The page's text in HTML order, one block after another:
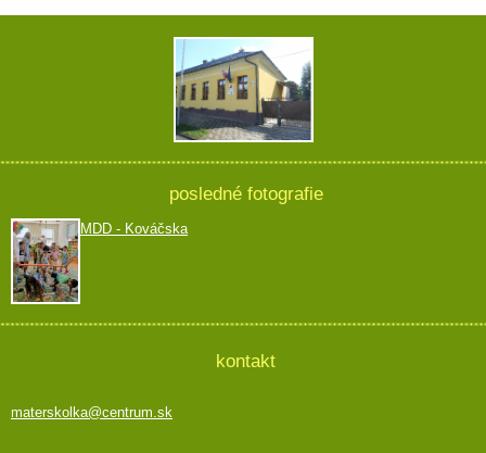
posledné fotografie
MDD - Kováčska
kontakt
materskolka@centrum.sk